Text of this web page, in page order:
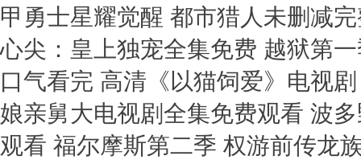
甲勇士星耀觉醒 都市猎人未删减
心尖：皇上独宠全集免费 越狱第
口气看完 高清《以猫饲爱》电视
娘亲舅大电视剧全集免费观看 波
观看 福尔摩斯第二季 权游前传龙